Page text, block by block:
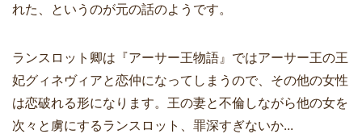
れた、というのが元の話のようです。
ランスロット卿は『アーサー王物語』ではアーサー王の王
妃グィネヴィアと恋仲になってしまうので、その他の女性
は恋破れる形になります。王の妻と不倫しながら他の女を
次々と虜にするランスロット、罪深すぎないか...